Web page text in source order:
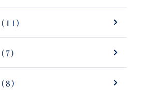
(11)
(7)
(8)